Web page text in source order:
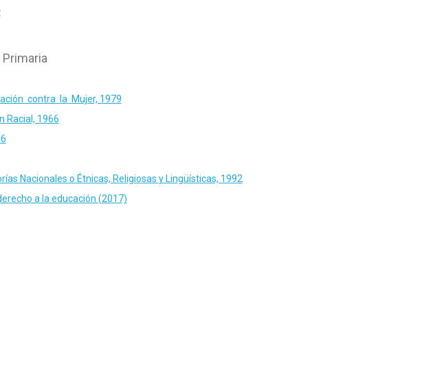
contra la Mujer, 1979
Racial, 1966
Nacionales o Étnicas, Religiosas y Lingüísticas, 1992
a la educación (2017)